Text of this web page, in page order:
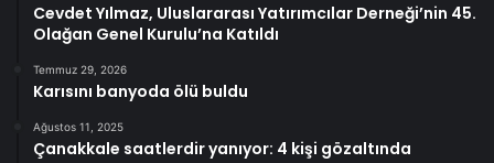
Cevdet Yılmaz, Uluslararası Yatırımcılar Derneği’nin 45.
Olağan Genel Kurulu’na Katıldı
Temmuz 29, 2026
Karısını banyoda ölü buldu
Ağustos 11, 2025
Çanakkale saatlerdir yanıyor: 4 kişi gözaltında